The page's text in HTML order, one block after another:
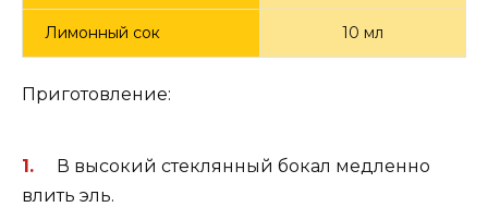
Лимонный сок 10 мл
Приготовление:
В высокий стеклянный бокал медленно
влить эль.